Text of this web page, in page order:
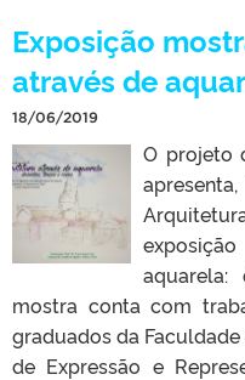
Exposição
através de
18/06/2019
O projeto
mostra conta com
graduados da
de Expressão e